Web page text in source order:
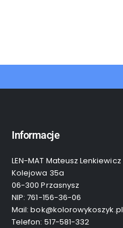
Informacje
LEN-MAT Mateusz Lenkiewicz
Kolejowa 35a
06-300 Przasnysz
NIP: 761-156-36-06
Mail: bok@kolorowykoszyk.pl
Telefon: 517-581-332